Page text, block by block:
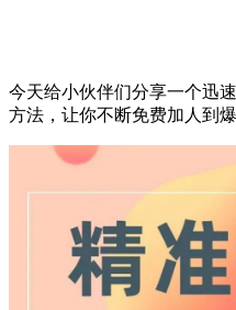
今天给小伙伴们分享一个迅
方法，让你不断免费加人到爆